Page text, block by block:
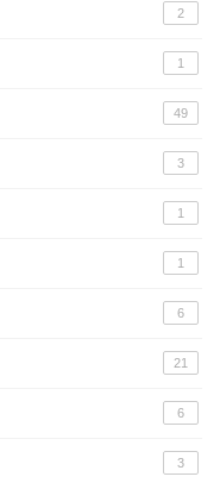
2
1
49
3
1
1
6
21
6
3